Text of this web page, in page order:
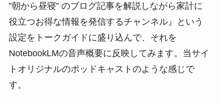
”朝から昼寝” のブログ記事を解説しながら家計に
役立つお得な情報を発信するチャンネル』という
設定をトークガイドに盛り込んで、それを
NotebookLMの音声概要に反映してみます。当サイ
トオリジナルのポッドキャストのような感じで
す。